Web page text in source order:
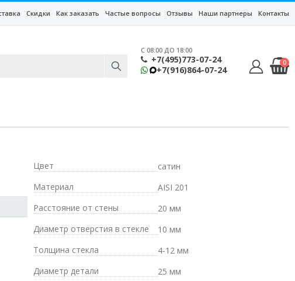
Скидки Как заказать Частые вопросы Отзывы Наши партнеры Контакты
C 08:00 ДО 18:00
+7(495)773-07-24
+7(916)864-07-24
0
Цвет
сатин
Материал
AISI 201
Расстояние от стены
20 мм
Диаметр отверстия в стекле
10 мм
Толщина стекла
4-12 мм
Диаметр детали
25 мм